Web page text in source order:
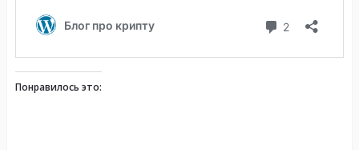
Понравилось это: